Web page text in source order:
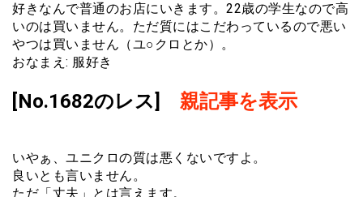
好きなんで普通のお店にいきます。22歳の学生なので高
いのは買いません。ただ質にはこだわっているので悪い
やつは買いません（ユ○クロとか）。
おなまえ: 服好き
[No.1682のレス] 親記事を表示
いやぁ、ユニクロの質は悪くないですよ。
良いとも言いません。
ただ「丈夫」とは言えます。